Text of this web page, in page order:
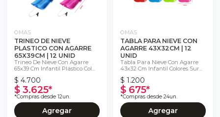
OMAS
TRINEO DE NIEVE
PLASTICO CON AGARRE
65X39CM | 12 UNID
Trineo De Nieve Con Agarre
65x39 Cm Infantil Plástico Col...
$ 4.700
$ 3.625*
*Compras desde 12un.
Agregar
OMAS
TABLA PARA NIEVE CON
AGARRE 43X32CM | 12
UNID
Tabla Para Nieve Con Agarre
43x32 Cm Infantil Colores Sur...
$ 1.200
$ 675*
*Compras desde 24un.
Agregar